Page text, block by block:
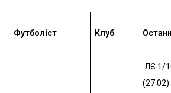
Футболіст Клуб
ЛЄ 1/
(27.02)